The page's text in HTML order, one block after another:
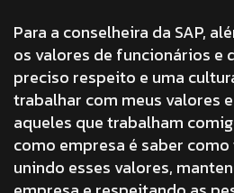
Para a conselheira da SAP,
os valores de funcionários e
preciso respeito e uma
trabalhar com meus valores
aqueles que trabalham
como empresa é saber
unindo esses valores,